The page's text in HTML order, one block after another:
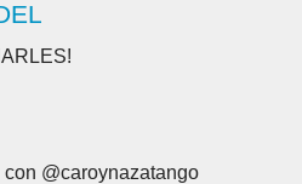
@caroynazatango